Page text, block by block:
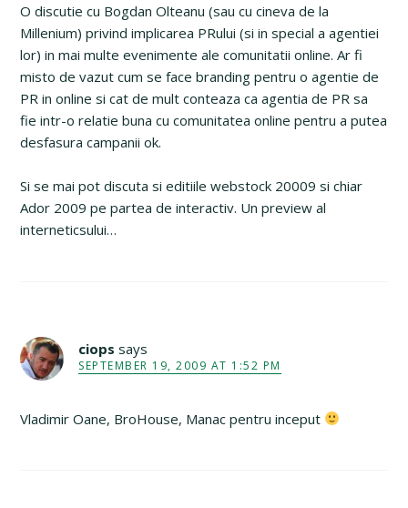
O discutie cu Bogdan Olteanu (sau cu cineva de la
Millenium) privind implicarea PRului (si in special a agentiei
lor) in mai multe evenimente ale comunitatii online. Ar fi
misto de vazut cum se face branding pentru o agentie de
PR in online si cat de mult conteaza ca agentia de PR sa
fie intr-o relatie buna cu comunitatea online pentru a putea
desfasura campanii ok.
Si se mai pot discuta si editiile webstock 20009 si chiar
Ador 2009 pe partea de interactiv. Un preview al
interneticsului…
ciops says
SEPTEMBER 19, 2009 AT 1:52 PM
Vladimir Oane, BroHouse, Manac pentru inceput